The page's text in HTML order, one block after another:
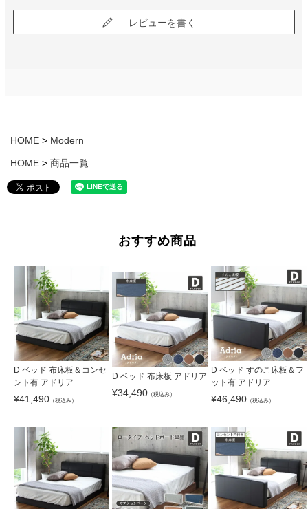
レビューを書く
HOME Modern
HOME 商品一覧
おすすめ商品
D ベッド 布床板＆コンセ
ント有 アドリア
¥41,490 （税込み）
D ベッド 布床板 アドリア
¥34,490 （税込み）
D ベッド すのこ床板＆フ
ット有 アドリア
¥46,490（税込み）